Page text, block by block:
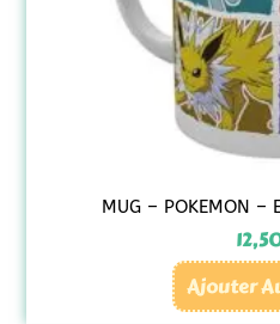
MUG – POKEMON –
Ajouter